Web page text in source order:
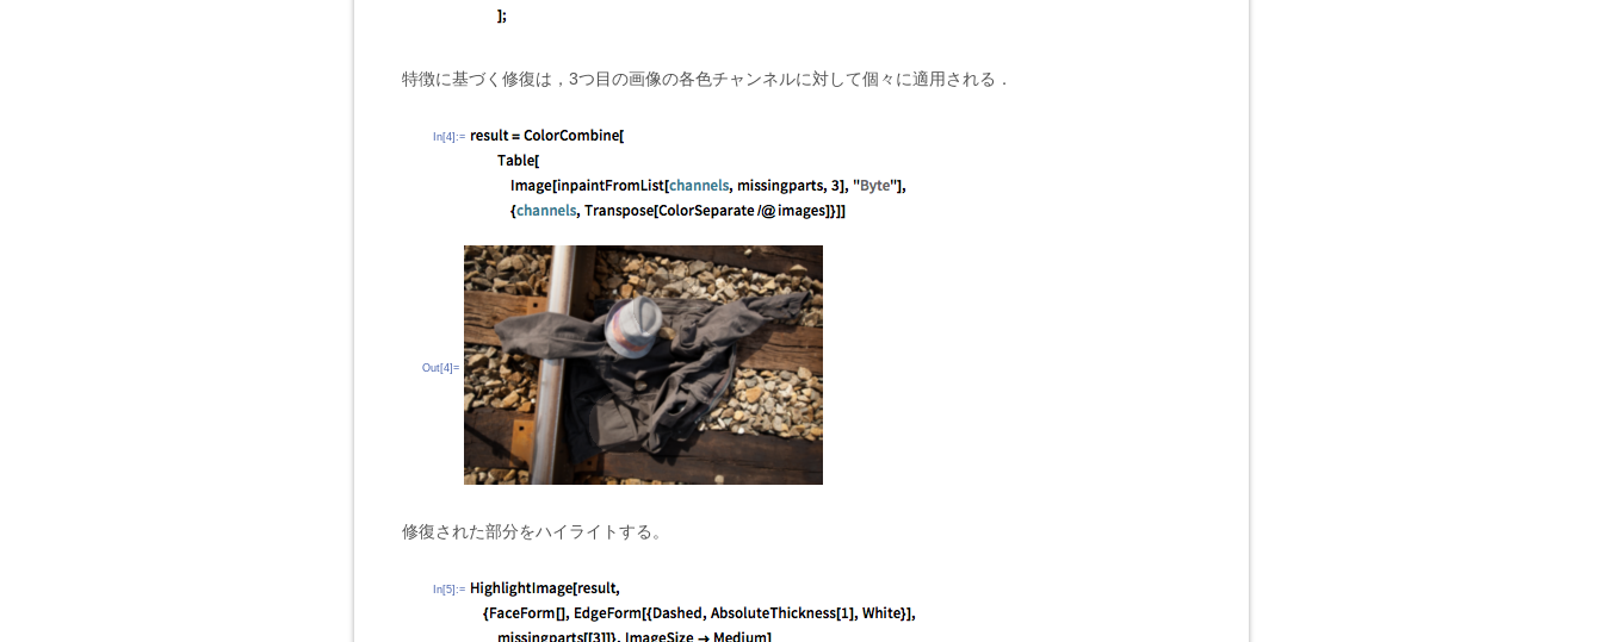
特徴に基づく修復は，3つ目の画像の各色チャンネルに対して個々に適用される．
In[4]:=
Out[4]=
修復された部分をハイライトする。
In[5]:=